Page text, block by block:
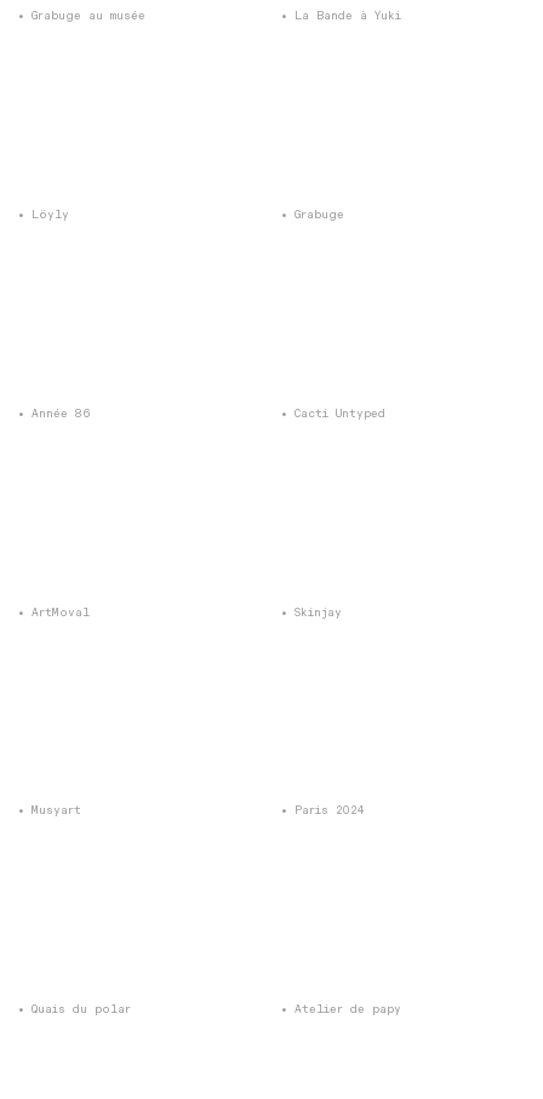
Grabuge au musée La Bande à Yuki
Löyly Grabuge
Année 86 Cacti Untyped
ArtMoval Skinjay
Musyart Paris 2024
Quais du polar Atelier de papy